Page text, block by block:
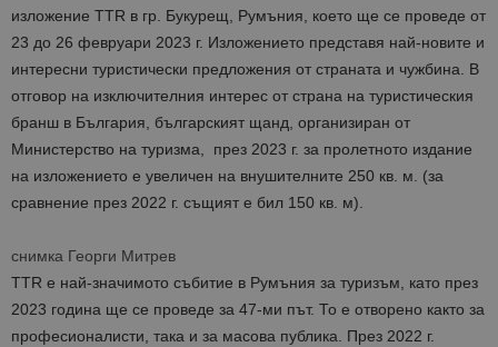
изложение TTR в гр. Букурещ, Румъния, което ще се проведе от
23 до 26 февруари 2023 г. Изложението представя най-новите и
интересни туристически предложения от страната и чужбина. В
отговор на изключителния интерес от страна на туристическия
бранш в България, българският щанд, организиран от
Министерство на туризма, през 2023 г. за пролетното издание
на изложението е увеличен на внушителните 250 кв. м. (за
сравнение през 2022 г. същият е бил 150 кв. м).
снимкa Георги Митрев
TTR е най-значимото събитие в Румъния за туризъм, като през
2023 година ще се проведе за 47-ми път. То е отворено както за
професионалисти, така и за масова публика. През 2022 г.